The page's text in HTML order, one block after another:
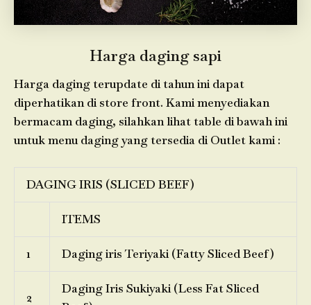
Harga daging sapi
Harga daging terupdate di tahun ini dapat
diperhatikan di store front. Kami menyediakan
bermacam daging, silahkan lihat table di bawah ini
untuk menu daging yang tersedia di Outlet kami :
DAGING IRIS (SLICED BEEF)
ITEMS
1 Daging iris Teriyaki (Fatty Sliced Beef)
2
Daging Iris Sukiyaki (Less Fat Sliced